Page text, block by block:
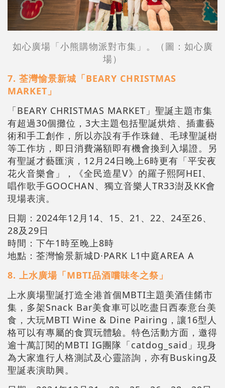
如心廣場「小熊購物派對市集」。
（圖：如心廣
場）
7. 荃灣愉景新城「BEARY CHRISTMAS
MARKET」
「BEARY CHRISTMAS MARKET」聖誕主題市集
有超過30個攤位，3大主題包括聖誕烘焙、插畫藝
術和手工創作，所以亦設有手作珠鏈、毛球聖誕樹
等工作坊，即日消費滿額即有機會換到入場證。另
有聖誕才藝匯演，12月24日晚上6時更有「平安夜
花火音樂會」，《全民造星Ⅴ》的羅子熙阿HEI、
唱作歌手GOOCHAN、獨立音樂人TR33澍及KK會
現場表演。
日期：2024年12月14、15、21、22、24至26、
28及29日
時間：下午1時至晚上8時
地點：荃灣愉景新城D·PARK L1中庭AREA A
8. 上水廣場「MBTI品酒嚐味冬之祭」
上水廣場聖誕打造全港首個MBTI主題美酒佳餚市
集，多架Snack Bar美食車可以吃盡日西泰意台美
食，大玩MBTI Wine & Dine Pairing，讓16型人
格可以有專屬的食買玩體驗。特色活動方面，邀得
逾十萬訂閱的MBTI IG團隊「catdog_said」現身
為大家進行人格測試及心靈諮詢，亦有Busking及
聖誕表演助興。